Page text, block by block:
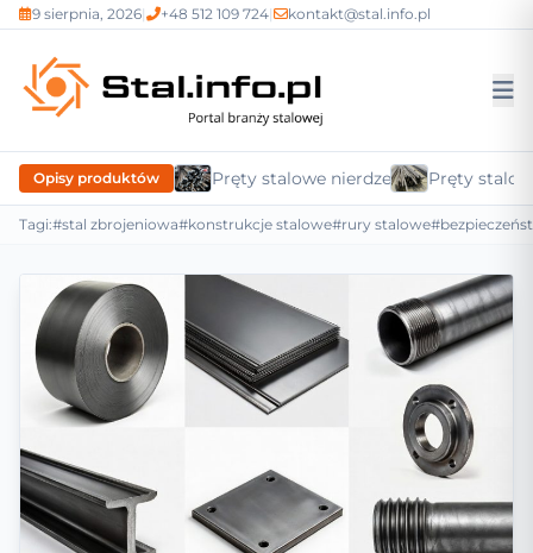
9 sierpnia, 2026| +48 512 109 724| kontakt@stal.info.pl
Opisy produktów Pręty stalowe nierdzewnePręty
Tagi:#stal zbrojeniowa#konstrukcje stalowe#rury stalowe